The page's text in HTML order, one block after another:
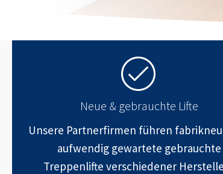
Neue & gebrauchte Lifte
Unsere Partnerfirmen führen
aufwendig gewartete gebrauchte
Treppenlifte verschiedener